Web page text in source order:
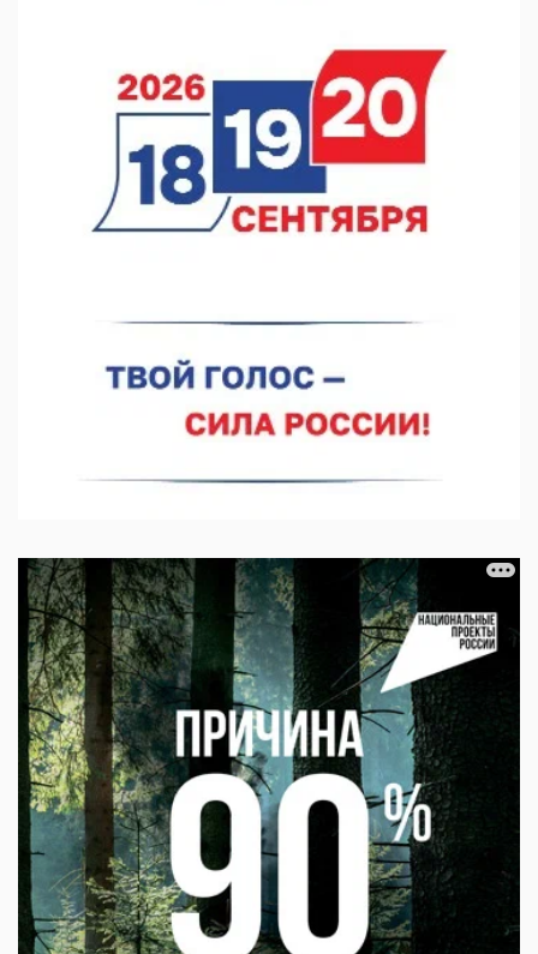
07.08.2026 12:15
В Нижнем Новгороде прошло совещание Росгвардии
07.08.2026 12:04